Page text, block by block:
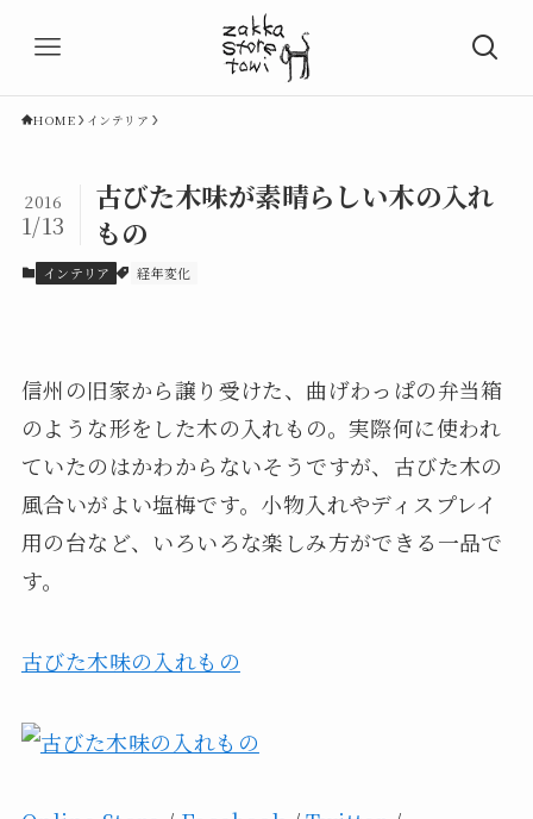
HOME インテリア
古びた木味が素晴らしい木の入れ
もの
2016
1/13
インテリア 経年変化
信州の旧家から譲り受けた、曲げわっぱの弁当箱
のような形をした木の入れもの。実際何に使われ
ていたのはかわからないそうですが、古びた木の
風合いがよい塩梅です。小物入れやディスプレイ
用の台など、いろいろな楽しみ方ができる一品で
す。
古びた木味の入れもの